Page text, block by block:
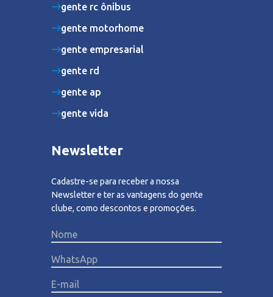
gente rc ônibus
gente motorhome
gente empresarial
gente rd
gente ap
gente vida
Newsletter
Cadastre-se para receber a nossa
Newsletter e ter as vantagens do gente
clube, como descontos e promoções.